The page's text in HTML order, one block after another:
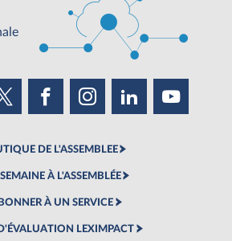
DE L'ASSEMBLEE
À L'ASSEMBLÉE
À UN SERVICE
LEXIMPACT